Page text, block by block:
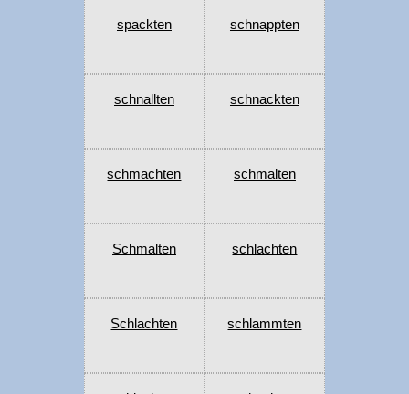
spackten schnappten
schnallten schnackten
schmachten schmalten
Schmalten schlachten
Schlachten schlammten